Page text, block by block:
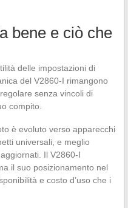
bene e ciò che
delle impostazioni di
del V2860-I rimangono
senza vincoli di
compito.
è evoluto verso apparecchi
universali, e meglio
Il V2860-I
il suo posizionamento nel
e costo d’uso che i